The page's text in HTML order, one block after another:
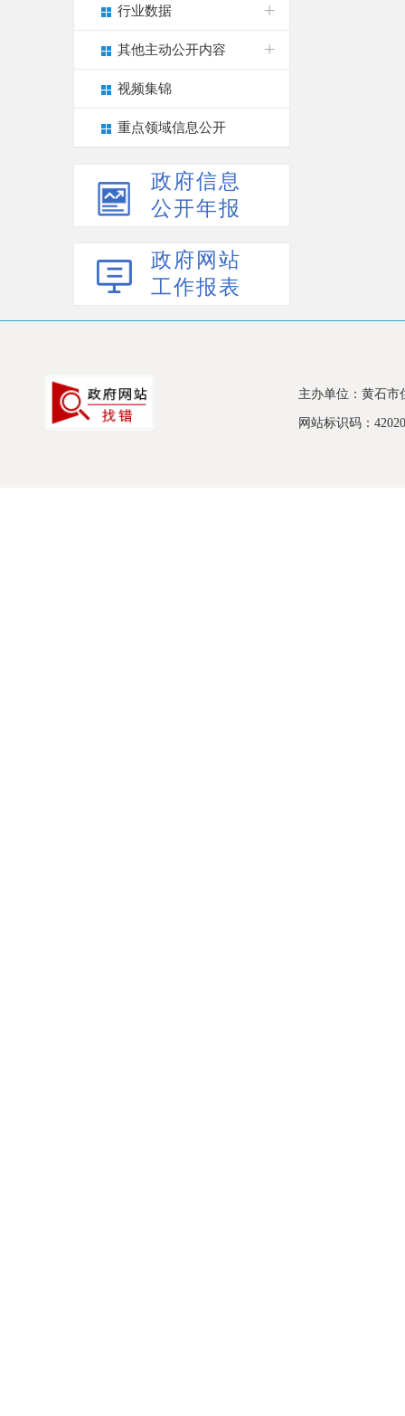
行业数据
其他主动公开内容
视频集锦
重点领域信息公开
政府信息
公开年报
政府网站
工作报表
主办单位：黄石市
网站标识码：